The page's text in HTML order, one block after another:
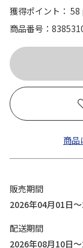
獲得ポイント： 58
商品番号
商品
販売期間
2026年04月01日
配送期間
2026年08月10日